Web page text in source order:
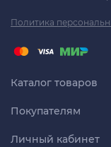
Политика
Каталог товаров
Покупателям
Личный кабинет